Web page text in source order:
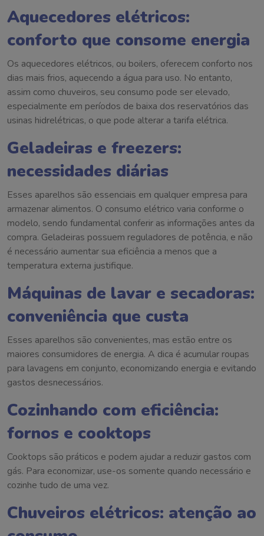
Aquecedores elétricos:
conforto que consome energia
Os aquecedores elétricos, ou boilers, oferecem conforto nos
dias mais frios, aquecendo a água para uso. No entanto,
assim como chuveiros, seu consumo pode ser elevado,
especialmente em períodos de baixa dos reservatórios das
usinas hidrelétricas, o que pode alterar a tarifa elétrica.
Geladeiras e freezers:
necessidades diárias
Esses aparelhos são essenciais em qualquer empresa para
armazenar alimentos. O consumo elétrico varia conforme o
modelo, sendo fundamental conferir as informações antes da
compra. Geladeiras possuem reguladores de potência, e não
é necessário aumentar sua eficiência a menos que a
temperatura externa justifique.
Máquinas de lavar e secadoras:
conveniência que custa
Esses aparelhos são convenientes, mas estão entre os
maiores consumidores de energia. A dica é acumular roupas
para lavagens em conjunto, economizando energia e evitando
gastos desnecessários.
Cozinhando com eficiência:
fornos e cooktops
Cooktops são práticos e podem ajudar a reduzir gastos com
gás. Para economizar, use-os somente quando necessário e
cozinhe tudo de uma vez.
Chuveiros elétricos: atenção ao